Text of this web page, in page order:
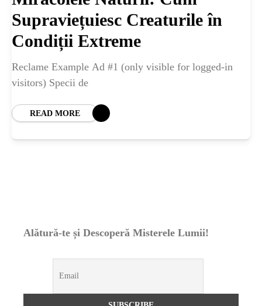
Supraviețuiesc Creaturile în
Condiții Extreme
Reclame Example Ad #1 (only visible for logged-in
visitors) Specii de
READ MORE
Alătură-te și Descoperă Misterele Lumii!
STIRI
ȘTIINȚA
ANIMALE
OAMENI
APLICATIA